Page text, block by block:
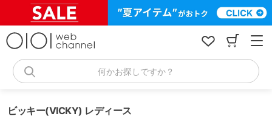
何かお探しですか？
ビッキー(VICKY) レディース